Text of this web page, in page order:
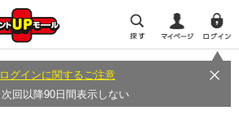
ログインに関するご注意
次回以降90日間表示しない